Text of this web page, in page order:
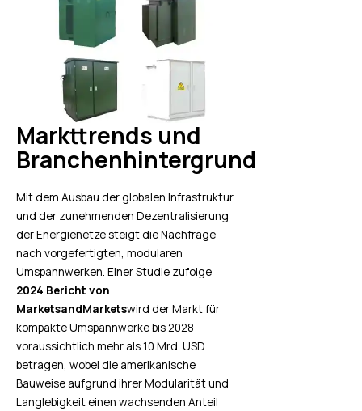
Markttrends und
Branchenhintergrund
Mit dem Ausbau der globalen Infrastruktur
und der zunehmenden Dezentralisierung
der Energienetze steigt die Nachfrage
nach vorgefertigten, modularen
Umspannwerken. Einer Studie zufolge
2024 Bericht von
MarketsandMarketswird der Markt für
kompakte Umspannwerke bis 2028
voraussichtlich mehr als 10 Mrd. USD
betragen, wobei die amerikanische
Bauweise aufgrund ihrer Modularität und
Langlebigkeit einen wachsenden Anteil